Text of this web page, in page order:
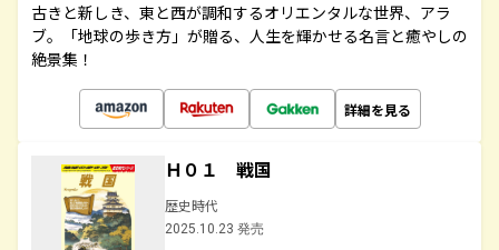
古きと新しき、東と西が調和するオリエンタルな世界、アラ
ブ。「地球の歩き方」が贈る、人生を輝かせる名言と癒やしの
絶景集！
詳細を見る
Ｈ０１ 戦国
歴史時代
2025.10.23 発売